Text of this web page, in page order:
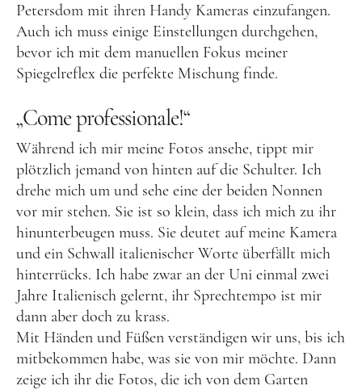
InstagramFlipboardPinterest
MOIN, MOIN!
Ich bin Anna, in Norddeutschland aufgewachsen
und leidenschaftliche Bloggerin, und schreibe auf
diesem meinem Blog über das Wandern, das Reisen
und Food. Wenn du dich für diese Themen
interessierst, dann bist du hier genau richtig.
Herzlich willkommen!
Impressum |Datenschutz
Petersdom mit ihren Handy Kameras einzufangen.
Auch ich muss einige Einstellungen durchgehen,
bevor ich mit dem manuellen Fokus meiner
Spiegelreflex die perfekte Mischung finde.
„Come professionale!“
Während ich mir meine Fotos ansehe, tippt mir
plötzlich jemand von hinten auf die Schulter. Ich
drehe mich um und sehe eine der beiden Nonnen
vor mir stehen. Sie ist so klein, dass ich mich zu ihr
hinunterbeugen muss. Sie deutet auf meine Kamera
und ein Schwall italienischer Worte überfällt mich
hinterrücks. Ich habe zwar an der Uni einmal zwei
Jahre Italienisch gelernt, ihr Sprechtempo ist mir
dann aber doch zu krass.
Mit Händen und Füßen verständigen wir uns, bis ich
mitbekommen habe, was sie von mir möchte. Dann
zeige ich ihr die Fotos, die ich von dem Garten